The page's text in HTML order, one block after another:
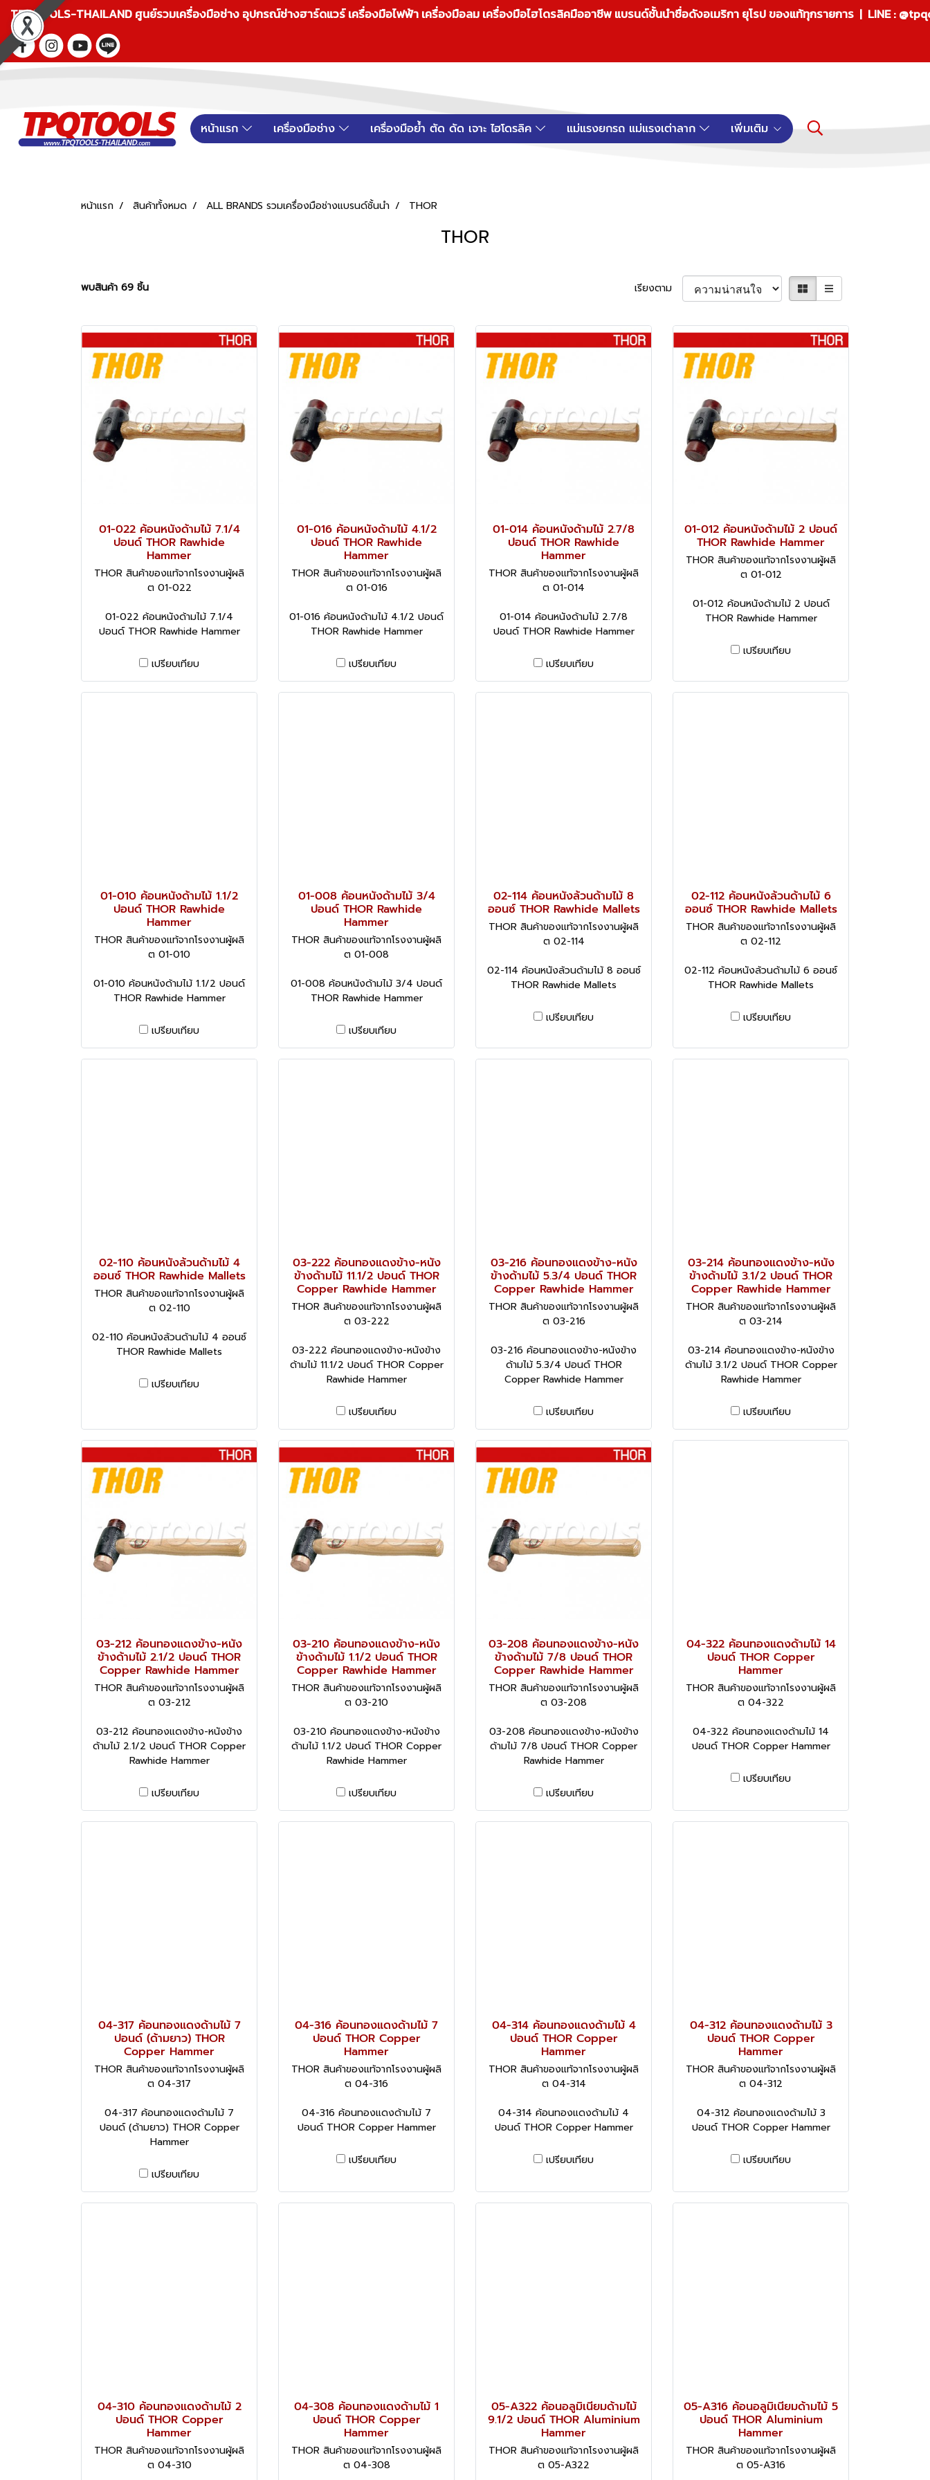
TPQTOOLS-THAILAND ศูนย์รวมเครื่องมือช่าง อุปกรณ์ช่างฮาร์ดแวร์ เครื่องมือไฟฟ้า เครื่องมือลม เครื่องมือไฮโดรลิคมืออาชีพ แบรนด์ชั้นนำชื่อดังอเมริกา ยุโรป ของแท้ทุกรายการ | LINE :
หน้าแรก เครื่องมือช่าง เครื่องมือย้ำ ตัด ดัด เจาะ ไฮโดรลิค แม่แรงยกรถ แม่แรงเต่าลาก เพิ่มเติม
หน้าแรก สินค้าทั้งหมด ALL BRANDS รวมเครื่องมือช่างแบรนด์ชั้นนำ THOR
THOR
พบสินค้า 69 ชิ้น เรียงตาม
01-022 ค้อนหนังด้ามไม้ 7.1/4
ปอนด์ THOR Rawhide
Hammer
THOR สินค้าของแท้จากโรงงานผู้ผลิ
ต 01-022
01-022 ค้อนหนังด้ามไม้ 7.1/4
ปอนด์ THOR Rawhide Hammer
เปรียบเทียบ
01-016 ค้อนหนังด้ามไม้ 4.1/2
ปอนด์ THOR Rawhide
Hammer
THOR สินค้าของแท้จากโรงงานผู้ผลิ
ต 01-016
01-016 ค้อนหนังด้ามไม้ 4.1/2 ปอนด์
THOR Rawhide Hammer
เปรียบเทียบ
01-014 ค้อนหนังด้ามไม้ 2.7/8
ปอนด์ THOR Rawhide
Hammer
THOR สินค้าของแท้จากโรงงานผู้ผลิ
ต 01-014
01-014 ค้อนหนังด้ามไม้ 2.7/8
ปอนด์ THOR Rawhide Hammer
เปรียบเทียบ
01-012 ค้อนหนังด้ามไม้ 2 ปอนด์
THOR Rawhide Hammer
THOR สินค้าของแท้จากโรงงานผู้ผลิ
ต 01-012
01-012 ค้อนหนังด้ามไม้ 2 ปอนด์
THOR Rawhide Hammer
เปรียบเทียบ
01-010 ค้อนหนังด้ามไม้ 1.1/2
ปอนด์ THOR Rawhide
Hammer
THOR สินค้าของแท้จากโรงงานผู้ผลิ
ต 01-010
01-010 ค้อนหนังด้ามไม้ 1.1/2 ปอนด์
THOR Rawhide Hammer
เปรียบเทียบ
01-008 ค้อนหนังด้ามไม้ 3/4
ปอนด์ THOR Rawhide
Hammer
THOR สินค้าของแท้จากโรงงานผู้ผลิ
ต 01-008
01-008 ค้อนหนังด้ามไม้ 3/4 ปอนด์
THOR Rawhide Hammer
เปรียบเทียบ
02-114 ค้อนหนังล้วนด้ามไม้ 8
ออนซ์ THOR Rawhide Mallets
THOR สินค้าของแท้จากโรงงานผู้ผลิ
ต 02-114
02-114 ค้อนหนังล้วนด้ามไม้ 8 ออนซ์
THOR Rawhide Mallets
เปรียบเทียบ
02-112 ค้อนหนังล้วนด้ามไม้ 6
ออนซ์ THOR Rawhide Mallets
THOR สินค้าของแท้จากโรงงานผู้ผลิ
ต 02-112
02-112 ค้อนหนังล้วนด้ามไม้ 6 ออนซ์
THOR Rawhide Mallets
เปรียบเทียบ
02-110 ค้อนหนังล้วนด้ามไม้ 4
ออนซ์ THOR Rawhide Mallets
THOR สินค้าของแท้จากโรงงานผู้ผลิ
ต 02-110
02-110 ค้อนหนังล้วนด้ามไม้ 4 ออนซ์
THOR Rawhide Mallets
เปรียบเทียบ
03-222 ค้อนทองแดงข้าง-หนัง
ข้างด้ามไม้ 11.1/2 ปอนด์ THOR
Copper Rawhide Hammer
THOR สินค้าของแท้จากโรงงานผู้ผลิ
ต 03-222
03-222 ค้อนทองแดงข้าง-หนังข้าง
ด้ามไม้ 11.1/2 ปอนด์ THOR Copper
Rawhide Hammer
เปรียบเทียบ
03-216 ค้อนทองแดงข้าง-หนัง
ข้างด้ามไม้ 5.3/4 ปอนด์ THOR
Copper Rawhide Hammer
THOR สินค้าของแท้จากโรงงานผู้ผลิ
ต 03-216
03-216 ค้อนทองแดงข้าง-หนังข้าง
ด้ามไม้ 5.3/4 ปอนด์ THOR
Copper Rawhide Hammer
เปรียบเทียบ
03-214 ค้อนทองแดงข้าง-หนัง
ข้างด้ามไม้ 3.1/2 ปอนด์ THOR
Copper Rawhide Hammer
THOR สินค้าของแท้จากโรงงานผู้ผลิ
ต 03-214
03-214 ค้อนทองแดงข้าง-หนังข้าง
ด้ามไม้ 3.1/2 ปอนด์ THOR Copper
Rawhide Hammer
เปรียบเทียบ
03-212 ค้อนทองแดงข้าง-หนัง
ข้างด้ามไม้ 2.1/2 ปอนด์ THOR
Copper Rawhide Hammer
THOR สินค้าของแท้จากโรงงานผู้ผลิ
ต 03-212
03-212 ค้อนทองแดงข้าง-หนังข้าง
ด้ามไม้ 2.1/2 ปอนด์ THOR Copper
Rawhide Hammer
เปรียบเทียบ
03-210 ค้อนทองแดงข้าง-หนัง
ข้างด้ามไม้ 1.1/2 ปอนด์ THOR
Copper Rawhide Hammer
THOR สินค้าของแท้จากโรงงานผู้ผลิ
ต 03-210
03-210 ค้อนทองแดงข้าง-หนังข้าง
ด้ามไม้ 1.1/2 ปอนด์ THOR Copper
Rawhide Hammer
เปรียบเทียบ
03-208 ค้อนทองแดงข้าง-หนัง
ข้างด้ามไม้ 7/8 ปอนด์ THOR
Copper Rawhide Hammer
THOR สินค้าของแท้จากโรงงานผู้ผลิ
ต 03-208
03-208 ค้อนทองแดงข้าง-หนังข้าง
ด้ามไม้ 7/8 ปอนด์ THOR Copper
Rawhide Hammer
เปรียบเทียบ
04-322 ค้อนทองแดงด้ามไม้ 14
ปอนด์ THOR Copper
Hammer
THOR สินค้าของแท้จากโรงงานผู้ผลิ
ต 04-322
04-322 ค้อนทองแดงด้ามไม้ 14
ปอนด์ THOR Copper Hammer
เปรียบเทียบ
04-317 ค้อนทองแดงด้ามไม้ 7
ปอนด์ (ด้ามยาว) THOR
Copper Hammer
THOR สินค้าของแท้จากโรงงานผู้ผลิ
ต 04-317
04-317 ค้อนทองแดงด้ามไม้ 7
ปอนด์ (ด้ามยาว) THOR Copper
Hammer
เปรียบเทียบ
04-316 ค้อนทองแดงด้ามไม้ 7
ปอนด์ THOR Copper
Hammer
THOR สินค้าของแท้จากโรงงานผู้ผลิ
ต 04-316
04-316 ค้อนทองแดงด้ามไม้ 7
ปอนด์ THOR Copper Hammer
เปรียบเทียบ
04-314 ค้อนทองแดงด้ามไม้ 4
ปอนด์ THOR Copper
Hammer
THOR สินค้าของแท้จากโรงงานผู้ผลิ
ต 04-314
04-314 ค้อนทองแดงด้ามไม้ 4
ปอนด์ THOR Copper Hammer
เปรียบเทียบ
04-312 ค้อนทองแดงด้ามไม้ 3
ปอนด์ THOR Copper
Hammer
THOR สินค้าของแท้จากโรงงานผู้ผลิ
ต 04-312
04-312 ค้อนทองแดงด้ามไม้ 3
ปอนด์ THOR Copper Hammer
เปรียบเทียบ
04-310 ค้อนทองแดงด้ามไม้ 2
ปอนด์ THOR Copper
Hammer
THOR สินค้าของแท้จากโรงงานผู้ผลิ
ต 04-310
04-308 ค้อนทองแดงด้ามไม้ 1
ปอนด์ THOR Copper
Hammer
THOR สินค้าของแท้จากโรงงานผู้ผลิ
ต 04-308
05-A322 ค้อนอลูมิเนียมด้ามไม้
9.1/2 ปอนด์ THOR Aluminium
Hammer
THOR สินค้าของแท้จากโรงงานผู้ผลิ
ต 05-A322
05-A316 ค้อนอลูมิเนียมด้ามไม้ 5
ปอนด์ THOR Aluminium
Hammer
THOR สินค้าของแท้จากโรงงานผู้ผลิ
ต 05-A316